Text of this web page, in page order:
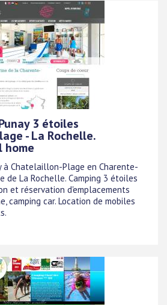
3 étoiles
- La Rochelle.
home
à Chatelaillon-Plage en Charente-
de La Rochelle. Camping 3 étoiles
et réservation d'emplacements
camping car. Location de mobiles